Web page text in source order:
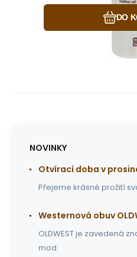
DO
NOVINKY
Otvírací doba v
Přejeme krásné prožití
Westernová obuv
OLDWEST je zavedená
mod